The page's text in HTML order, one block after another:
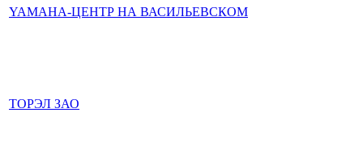
YAMAHA-ЦЕНТР НА ВАСИЛЬЕВСКОМ
ТОРЭЛ ЗАО